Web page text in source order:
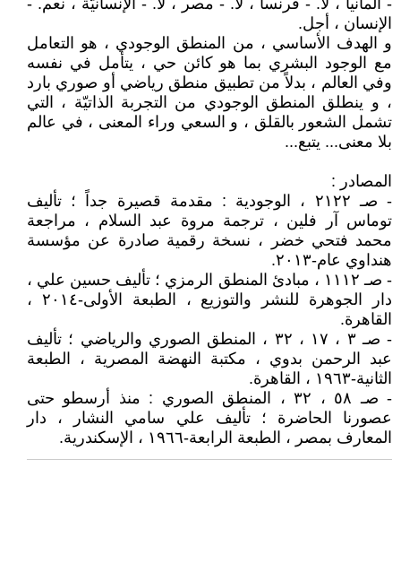
- ألمانيا ، لا. - فرنسا ، لا. - مصر ، لا. - الإنسانيّة ، نعم. -
الإنسان ، أجل.
و الهدف الأساسي ، من المنطق الوجودي ، هو التعامل
مع الوجود البشري بما هو كائن حي ، يتأمل في نفسه
وفي العالم ، بدلاً من تطبيق منطق رياضي أو صوري بارد
، و ينطلق المنطق الوجودي من التجربة الذاتيّة ، التي
تشمل الشعور بالقلق ، و السعي وراء المعنى ، في عالم
بلا معنى... يتبع...
المصادر :
- صـ ٢١٢٢ ، الوجودية : مقدمة قصيرة جداً ؛ تأليف
توماس آر فلين ، ترجمة مروة عبد السلام ، مراجعة
محمد فتحي خضر ، نسخة رقمية صادرة عن مؤسسة
هنداوي عام-٢٠١٣.
- صـ ١١١٢ ، مبادئ المنطق الرمزي ؛ تأليف حسين علي ،
دار الجوهرة للنشر والتوزيع ، الطبعة الأولى-٢٠١٤ ،
القاهرة.
- صـ ٣ ، ١٧ ، ٣٢ ، المنطق الصوري والرياضي ؛ تأليف
عبد الرحمن بدوي ، مكتبة النهضة المصرية ، الطبعة
الثانية-١٩٦٣ ، القاهرة.
- صـ ٥٨ ، ٣٢ ، المنطق الصوري : منذ أرسطو حتى
عصورنا الحاضرة ؛ تأليف علي سامي النشار ، دار
المعارف بمصر ، الطبعة الرابعة-١٩٦٦ ، الإسكندرية.⁩